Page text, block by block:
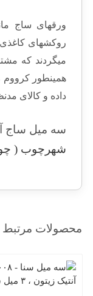
ورقهای ساج
روکشهای کاغذی
میگردند که
همینطور کرووم
داده و کالای
سه میل ساج
شهرچوب (
محصولات مرتبط